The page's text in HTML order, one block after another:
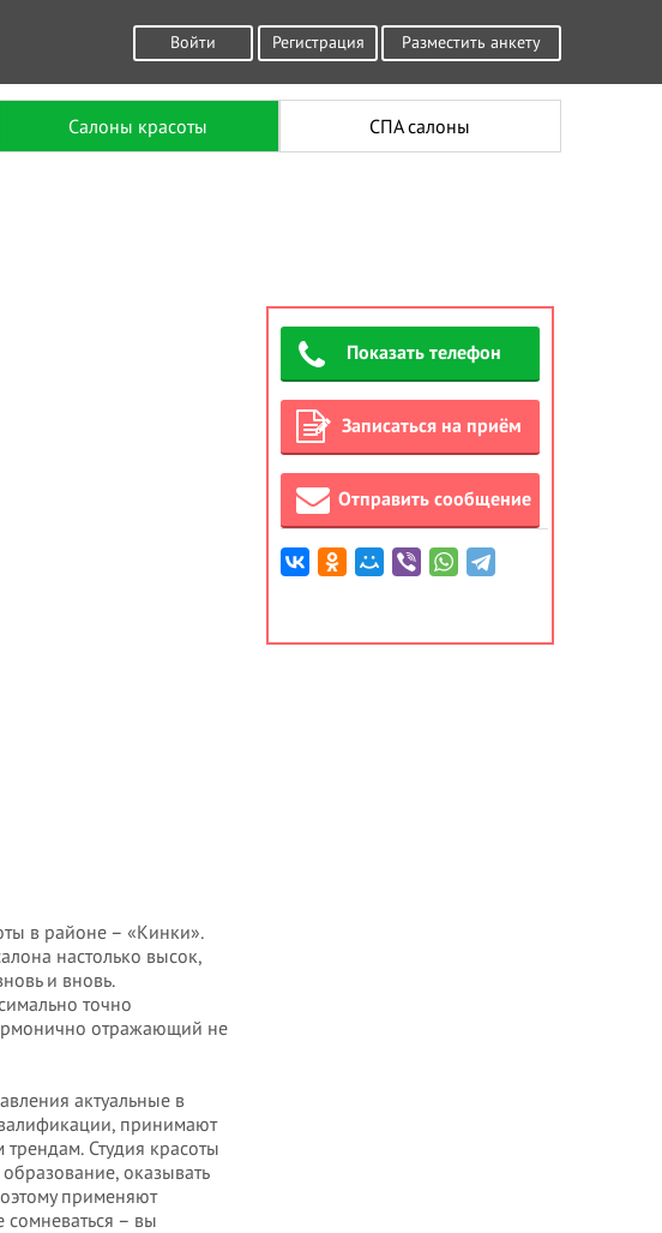
Разместить анкету
Войти Регистрация
Салоны красоты СПА салоны
в районе – «Кинки».
настолько высок,
и вновь.
точно
отражающий не
актуальные в
принимают
Студия красоты
оказывать
применяют
– вы
Показать телефон
Записаться на приём
Отправить сообщение